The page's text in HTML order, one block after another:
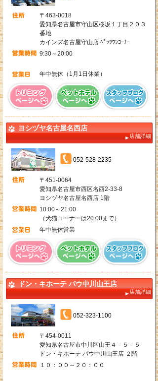
〒463-0018
愛知県名古屋市守山区桜坂１丁目２０３
番地
カインズ名古屋守山店 ﾍﾟｯﾂﾜﾝｺｰﾅｰ
9:30～20:00
年中無休（1月1日休業）
ヨシヅヤ名古屋名西店
店舗詳細
052-528-2235
〒451-0064
愛知県名古屋市西区名西2-33-8
ヨシヅヤ名古屋名西店 1階
10:00～21:00
（犬猫コーナーは20:00まで）
年中無休営業
ドン・キホーテ パウ中川山王店
店舗詳細
052-323-1100
〒454-0011
愛知県名古屋市中川区山王４－５－５
ドン・キホーテ パウ中川山王店 ２階
１０：００～２０：００